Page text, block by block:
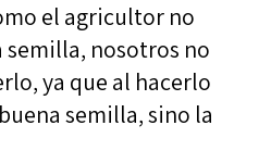
el agricultor no
nosotros no
ya que al hacerlo
semilla, sino la